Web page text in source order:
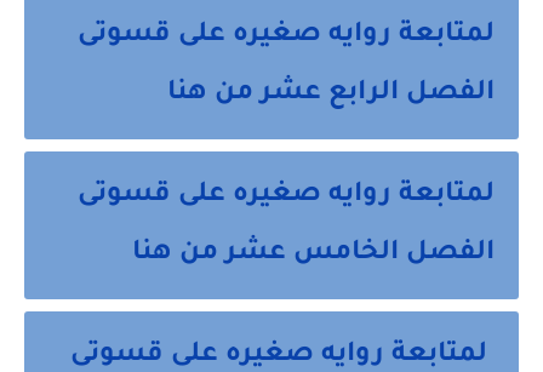
لمتابعة روايه صغيره على قسوتى
الفصل الرابع عشر من هنا
لمتابعة روايه صغيره على قسوتى
الفصل الخامس عشر من هنا
لمتابعة روايه صغيره على قسوتى